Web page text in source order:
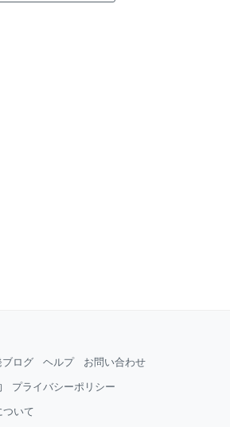
ブログ ヘルプ お問い合わせ
プライバシーポリシー
ついて